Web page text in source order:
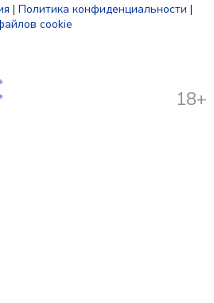
| Политика конфиденциальности |
cookie
18+